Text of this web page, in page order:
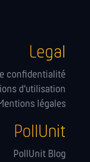
Legal
confidentialité
d'utilisation
légales
PollUnit
PollUnit Blog